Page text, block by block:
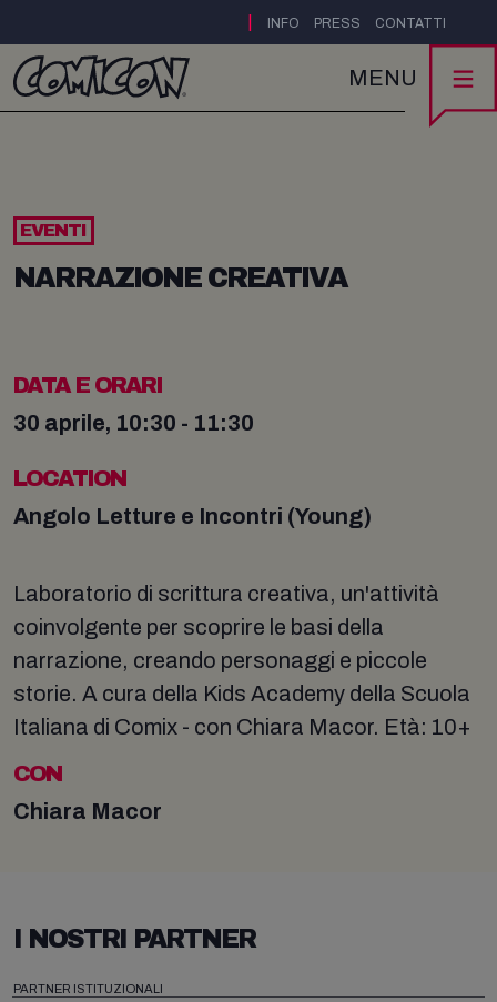
INFO PRESS CONTATTI
MENU
EVENTI
NARRAZIONE CREATIVA
DATA E ORARI
30 aprile, 10:30 - 11:30
LOCATION
Angolo Letture e Incontri (Young)
Laboratorio di scrittura creativa, un'attività
coinvolgente per scoprire le basi della
narrazione, creando personaggi e piccole
storie. A cura della Kids Academy della Scuola
Italiana di Comix - con Chiara Macor. Età: 10+
CON
Chiara Macor
I NOSTRI PARTNER
PARTNER ISTITUZIONALI